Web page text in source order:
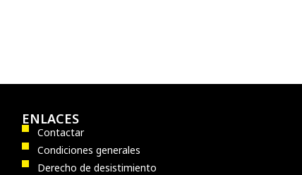
ENLACES
Contactar
Condiciones generales
Derecho de desistimiento